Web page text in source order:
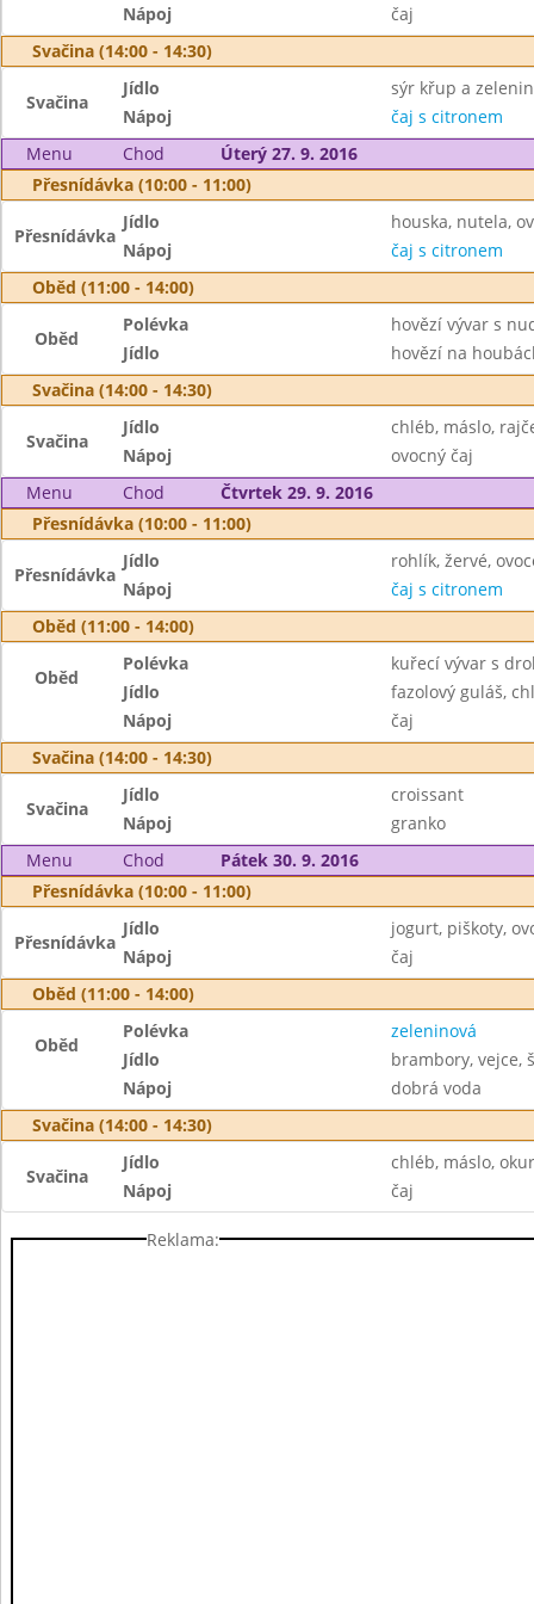
Nápoj
čaj
Svačina (14:00 - 14:30)
Svačina
Jídlo
sýr křup a
Nápoj
čaj s citronem
Menu
Chod
Úterý 27. 9. 2016
Přesnídávka (10:00 - 11:00)
Přesnídávka
Jídlo
houska, nutela,
Nápoj
čaj s citronem
Oběd (11:00 - 14:00)
Oběd
Polévka
hovězí vývar s
Jídlo
hovězí na
Svačina (14:00 - 14:30)
Svačina
Jídlo
chléb, máslo,
Nápoj
ovocný čaj
Menu
Chod
Čtvrtek 29. 9. 2016
Přesnídávka (10:00 - 11:00)
Přesnídávka
Jídlo
rohlík, žervé,
Nápoj
čaj s citronem
Oběd (11:00 - 14:00)
Oběd
Polévka
kuřecí vývar s
Jídlo
fazolový guláš,
Nápoj
čaj
Svačina (14:00 - 14:30)
Svačina
Jídlo
croissant
Nápoj
granko
Menu
Chod
Pátek 30. 9. 2016
Přesnídávka (10:00 - 11:00)
Přesnídávka
Jídlo
jogurt, piškoty,
Nápoj
čaj
Oběd (11:00 - 14:00)
Oběd
Polévka
zeleninová
Jídlo
brambory, vejce,
Nápoj
dobrá voda
Svačina (14:00 - 14:30)
Svačina
Jídlo
chléb, máslo,
Nápoj
čaj
Reklama: